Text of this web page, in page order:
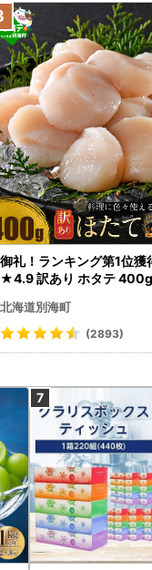
御礼！ランキング第1位獲
★4.9 訳あり ホタテ 400g
北海道別海町
(2893)